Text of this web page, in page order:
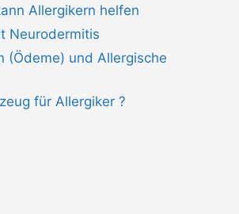
Allergikern helfen
Neurodermitis
(Ödeme) und Allergische
für Allergiker ?